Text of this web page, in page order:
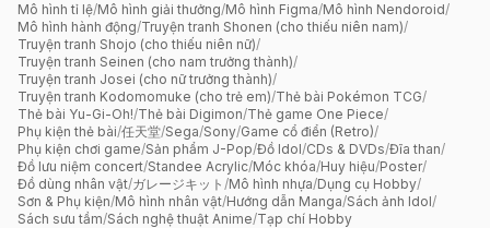
Mô hình tỉ lệ/Mô hình giải thưởng/Mô hình Figma/Mô hình Nendoroid/
Mô hình hành động/Truyện tranh Shonen (cho thiếu niên nam)/
Truyện tranh Shojo (cho thiếu niên nữ)/
Truyện tranh Seinen (cho nam trưởng thành)/
Truyện tranh Josei (cho nữ trưởng thành)/
Truyện tranh Kodomomuke (cho trẻ em)/Thẻ bài Pokémon TCG/
Thẻ bài Yu-Gi-Oh!/Thẻ bài Digimon/Thẻ game One Piece/
Phụ kiện thẻ bài/任天堂/Sega/Sony/Game cổ điển (Retro)/
Phụ kiện chơi game/Sản phẩm J-Pop/Đồ Idol/CDs & DVDs/Đĩa than/
Đồ lưu niệm concert/Standee Acrylic/Móc khóa/Huy hiệu/Poster/
Đồ dùng nhân vật/ガレージキット /Mô hình nhựa/Dụng cụ Hobby/
Sơn & Phụ kiện/Mô hình nhân vật/Hướng dẫn Manga/Sách ảnh Idol/
Sách sưu tầm/Sách nghệ thuật Anime/Tạp chí Hobby